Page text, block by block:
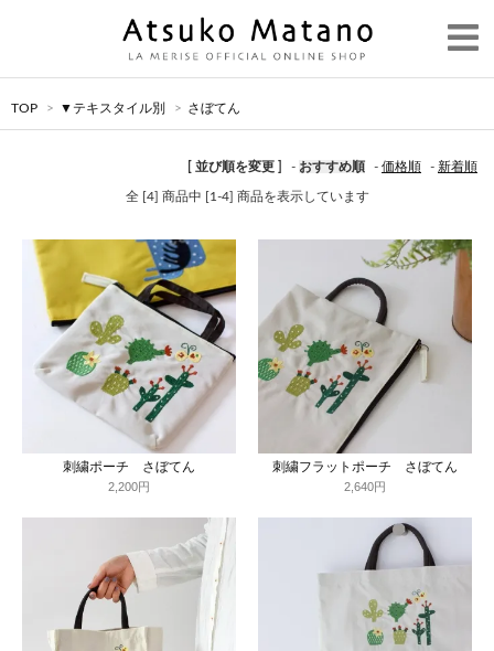
TOP > ▼テキスタイル別 > さぼてん
[ 並び順を変更 ] - おすすめ順 - 価格順 - 新着順
全 [4] 商品中 [1-4] 商品を表示しています
刺繍ポーチ さぼてん
2,200円
刺繍フラットポーチ さぼてん
2,640円